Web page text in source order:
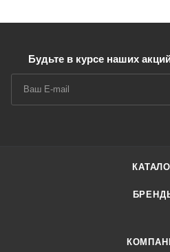
Будьте в курсе наших